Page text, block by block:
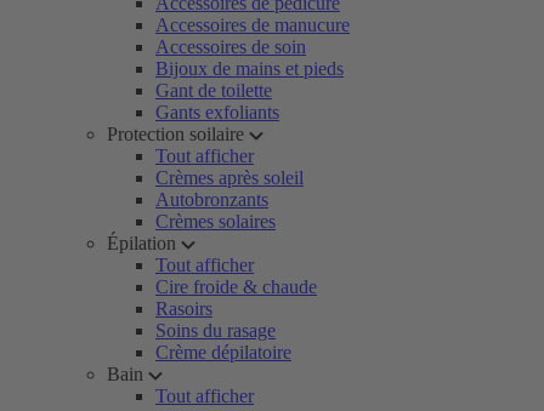
Accessoires de manucure
Accessoires de soin
Bijoux de mains et pieds
Gant de toilette
Gants exfoliants
Protection soilaire
Tout afficher
Crèmes après soleil
Autobronzants
Crèmes solaires
Épilation
Tout afficher
Cire froide & chaude
Rasoirs
Soins du rasage
Crème dépilatoire
Bain
Tout afficher